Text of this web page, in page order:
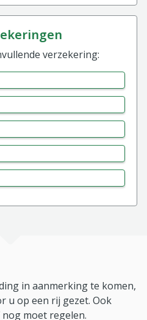
verzekering:
in aanmerking te komen,
u op een rij gezet. Ook
moet regelen.